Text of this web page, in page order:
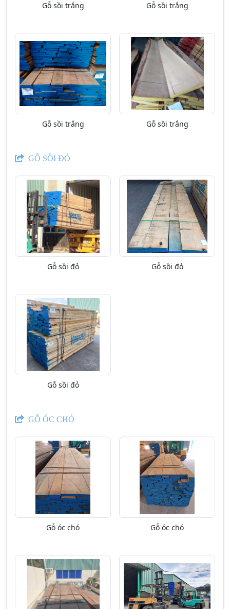
Gỗ sồi trắng Gỗ sồi trắng
Gỗ sồi trắng Gỗ sồi trắng
GỖ SỒI ĐỎ
Gỗ sồi đỏ Gỗ sồi đỏ
Gỗ sồi đỏ
GỖ ÓC CHÓ
Gỗ óc chó Gỗ óc chó